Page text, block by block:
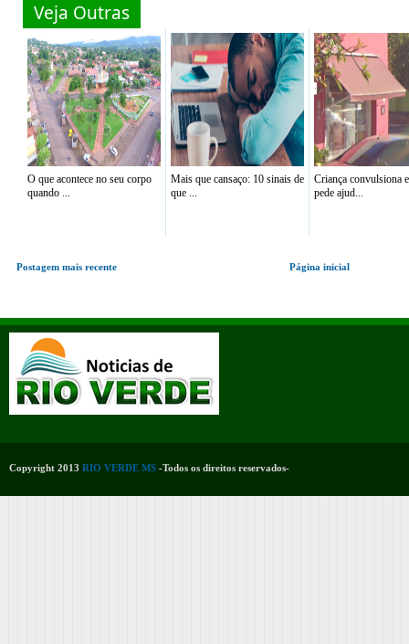
Veja Outras
O que acontece no seu corpo
quando ...
Mais que cansaço: 10 sinais de
que ...
Criança convulsiona
pede ajud...
Postagem mais recente Página inicial
Copyright 2013 RIO VERDE MS -Todos os direitos reservados-